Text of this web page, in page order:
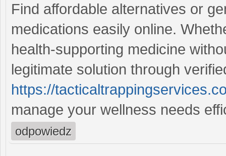
Find affordable alternatives or
medications easily online.
health-supporting medicine
legitimate solution through
https://
manage your wellness needs
odpowiedz